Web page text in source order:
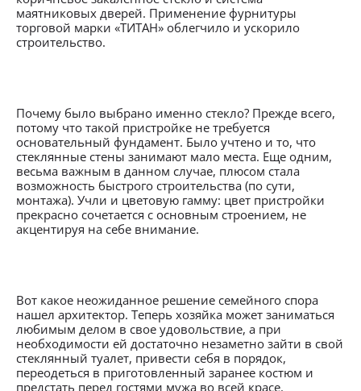
маятниковых дверей. Применение фурнитуры
торговой марки «ТИТАН» облегчило и ускорило
строительство.
Почему было выбрано именно стекло? Прежде всего,
потому что такой пристройке не требуется
основательный фундамент. Было учтено и то, что
стеклянные стены занимают мало места. Еще одним,
весьма важным в данном случае, плюсом стала
возможность быстрого строительства (по сути,
монтажа). Учли и цветовую гамму: цвет пристройки
прекрасно сочетается с основным строением, не
акцентируя на себе внимание.
Вот какое неожиданное решение семейного спора
нашел архитектор. Теперь хозяйка может заниматься
любимым делом в свое удовольствие, а при
необходимости ей достаточно незаметно зайти в свой
стеклянный туалет, привести себя в порядок,
переодеться в приготовленный заранее костюм и
предстать перед гостями мужа во всей красе.